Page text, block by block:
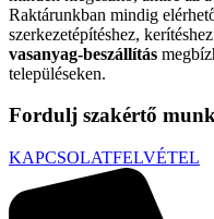
Raktárunkban mindig
szerkezetépítéshez,
vasanyag-beszállítás
településeken.
Fordulj szakértő
KAPCSOLATFELVÉTEL